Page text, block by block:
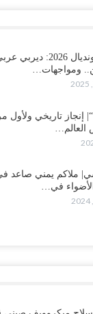
قرعة مونديال
ومواجهات…
تاريخي ولأول
العالم…
ملاكم يمني صاعد
في…